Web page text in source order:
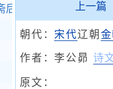
上一篇
朝代：宋代辽朝 金
作者： 李公昴 诗
原文：
后寄词，时朔斋抵峡山